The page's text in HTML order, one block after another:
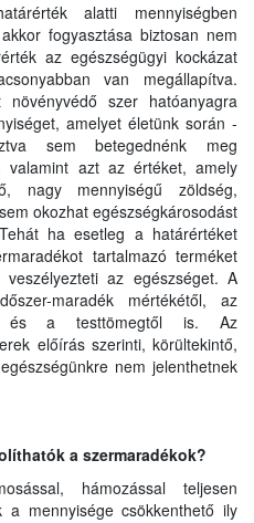
alatti mennyiségben
fogyasztása biztosan nem
az egészségügyi kockázat
van megállapítva.
növényvédő szer hatóanyagra
amelyet életünk során -
sem betegednénk meg
valamint azt az értéket, amely
nagy mennyiségű zöldség,
okozhat egészségkárosodást
ha esetleg a határértéket
tartalmazó terméket
az egészséget. A
maradék mértékétől, az
és a testtömegtől is. Az
előírás szerinti, körültekintő,
nem jelenthetnek
a szermaradékok?
hámozással teljesen
a mennyisége csökkenthető ily